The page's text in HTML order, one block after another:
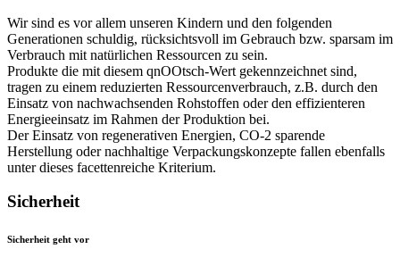
Wir sind es vor allem unseren Kindern und den folgenden
Generationen schuldig, rücksichtsvoll im Gebrauch bzw. sparsam im
Verbrauch mit natürlichen Ressourcen zu sein.
Produkte die mit diesem qnOOtsch-Wert gekennzeichnet sind,
tragen zu einem reduzierten Ressourcenverbrauch, z.B. durch den
Einsatz von nachwachsenden Rohstoffen oder den effizienteren
Energieeinsatz im Rahmen der Produktion bei.
Der Einsatz von regenerativen Energien, CO-2 sparende
Herstellung oder nachhaltige Verpackungskonzepte fallen ebenfalls
unter dieses facettenreiche Kriterium.
Sicherheit
Sicherheit geht vor